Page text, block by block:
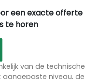
een exacte offerte
te horen
van de technische
aangepaste niveau, de